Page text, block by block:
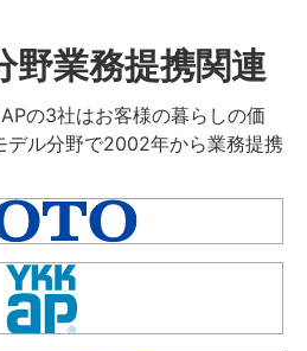
野業務提携関連
の3社はお客様の暮らしの価
デル分野で2002年から業務提携